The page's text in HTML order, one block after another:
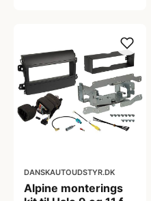
DANSKAUTOUDSTYR.DK
Alpine monterings